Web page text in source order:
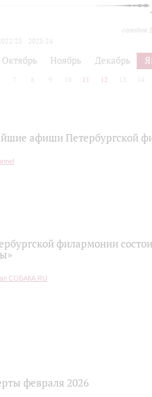
сегодня
23
2023/24
Октябрь Ноябрь Декабрь
7 8 9 10 11 12 13 14
афиши Петербургской
филармонии
февраля 2026